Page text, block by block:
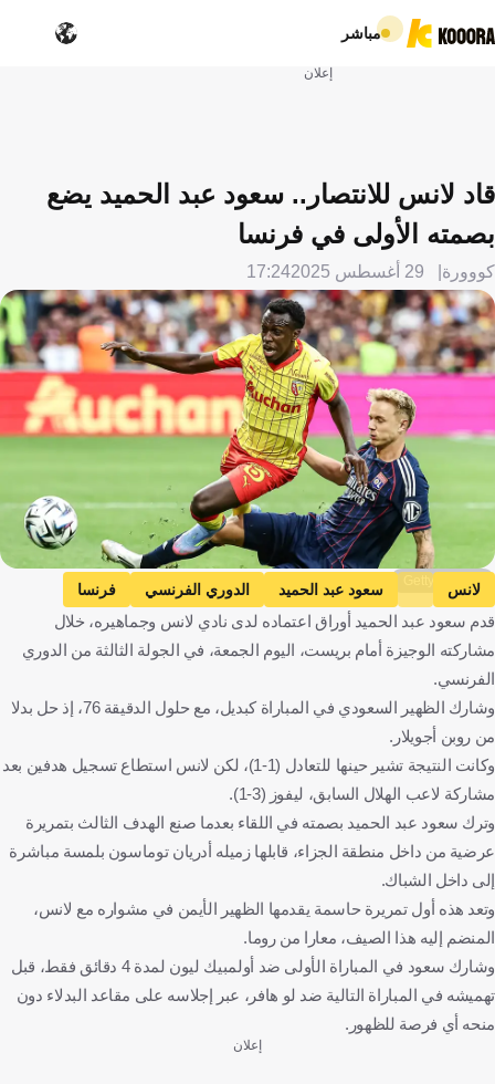
مباشر
إعلان
قاد لانس للانتصار.. سعود عبد الحميد يضع
بصمته الأولى في فرنسا
كووورة 29 أغسطس 2025 17:24
Getty Images
لانس سعود عبد الحميد الدوري الفرنسي
فرنسا
المملكة العربية السعودية
كرة قدم
قدم سعود عبد الحميد أوراق اعتماده لدى نادي لانس وجماهيره، خلال
مشاركته الوجيزة أمام بريست، اليوم الجمعة، في الجولة الثالثة من الدوري
الفرنسي.
وشارك الظهير السعودي في المباراة كبديل، مع حلول الدقيقة 76، إذ حل بدلا
من روبن أجويلار.
وكانت النتيجة تشير حينها للتعادل (1-1)، لكن لانس استطاع تسجيل هدفين بعد
مشاركة لاعب الهلال السابق، ليفوز (3-1).
وترك سعود عبد الحميد بصمته في اللقاء بعدما صنع الهدف الثالث بتمريرة
عرضية من داخل منطقة الجزاء، قابلها زميله أدريان توماسون بلمسة مباشرة
إلى داخل الشباك.
وتعد هذه أول تمريرة حاسمة يقدمها الظهير الأيمن في مشواره مع لانس،
المنضم إليه هذا الصيف، معارا من روما.
وشارك سعود في المباراة الأولى ضد أولمبيك ليون لمدة 4 دقائق فقط، قبل
تهميشه في المباراة التالية ضد لو هافر، عبر إجلاسه على مقاعد البدلاء دون
منحه أي فرصة للظهور.
إعلان